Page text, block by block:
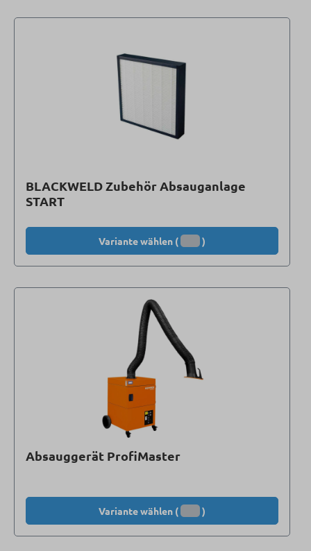
BLACKWELD Zubehör Absauganlage
START
Variante wählen ( )
Absauggerät ProfiMaster
Variante wählen ( )